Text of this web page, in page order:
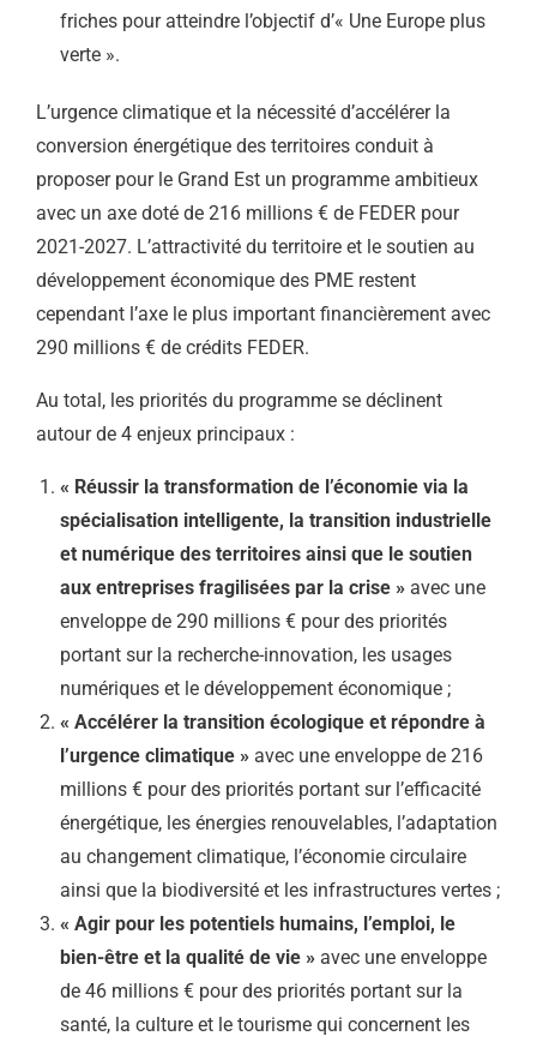
friches pour atteindre l’objectif d’« Une Europe plus
verte ».
L’urgence climatique et la nécessité d’accélérer la
conversion énergétique des territoires conduit à
proposer pour le Grand Est un programme ambitieux
avec un axe doté de 216 millions € de FEDER pour
2021-2027. L’attractivité du territoire et le soutien au
développement économique des PME restent
cependant l’axe le plus important financièrement avec
290 millions € de crédits FEDER.
Au total, les priorités du programme se déclinent
autour de 4 enjeux principaux :
« Réussir la transformation de l’économie via la
spécialisation intelligente, la transition industrielle
et numérique des territoires ainsi que le soutien
aux entreprises fragilisées par la crise » avec une
enveloppe de 290 millions € pour des priorités
portant sur la recherche-innovation, les usages
numériques et le développement économique ;
« Accélérer la transition écologique et répondre à
l’urgence climatique » avec une enveloppe de 216
millions € pour des priorités portant sur l’efficacité
énergétique, les énergies renouvelables, l’adaptation
au changement climatique, l’économie circulaire
ainsi que la biodiversité et les infrastructures vertes ;
« Agir pour les potentiels humains, l’emploi, le
bien-être et la qualité de vie » avec une enveloppe
de 46 millions € pour des priorités portant sur la
santé, la culture et le tourisme qui concernent les